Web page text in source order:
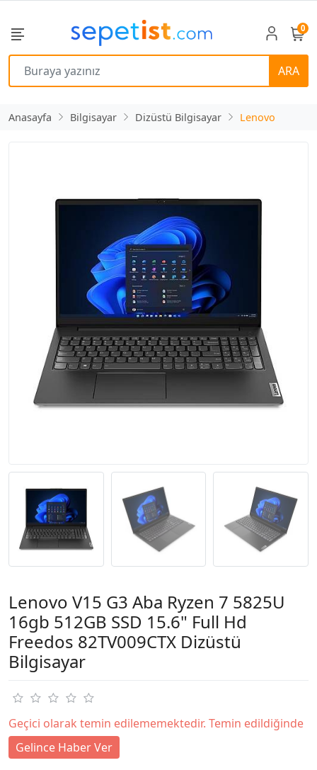
ARA
0
Anasayfa Bilgisayar Dizüstü Bilgisayar Lenovo
Lenovo V15 G3 Aba Ryzen 7 5825U
16gb 512GB SSD 15.6" Full Hd
Freedos 82TV009CTX Dizüstü
Bilgisayar
Geçici olarak temin edilememektedir. Temin edildiğinde
Gelince Haber Ver